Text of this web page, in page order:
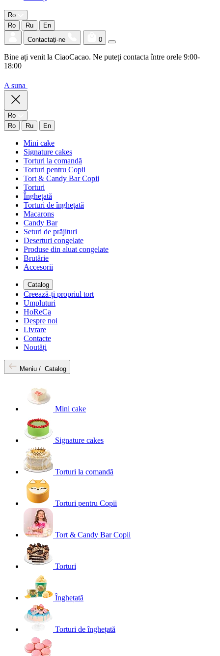
Ro
Ro
Ru
En
Contactați-ne
0
Bine ați venit la CiaoCacao. Ne puteți contacta între orele 9:00-
18:00
A suna
Ro
Ro
Ru En
Mini cake
Signature cakes
Torturi la comandă
Torturi pentru Copii
Tort & Candy Bar Copii
Torturi
Înghețată
Torturi de înghețată
Macarons
Candy Bar
Seturi de prăjituri
Deserturi congelate
Produse din aluat congelate
Brutărie
Accesorii
Catalog
Creează-ți propriul tort
Umpluturi
HoReCa
Despre noi
Livrare
Contacte
Noutăți
Meniu / Catalog
Mini cake
Signature cakes
Torturi la comandă
Torturi pentru Copii
Tort & Candy Bar Copii
Torturi
Înghețată
Torturi de înghețată